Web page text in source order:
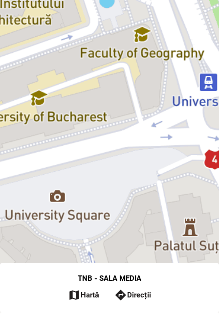
TNB - SALA MEDIA
map Hartă directionsDirecții